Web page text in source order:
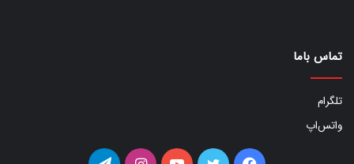
تماس باما
تلگرام
واتس‌اپ